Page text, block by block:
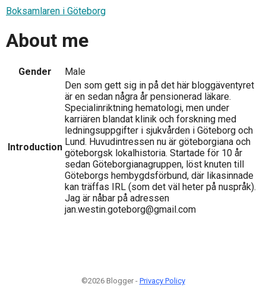
Boksamlaren i Göteborg
About me
Gender Male
Introduction
Den som gett sig in på det här bloggäventyret
är en sedan några år pensionerad läkare.
Specialinriktning hematologi, men under
karriären blandat klinik och forskning med
ledningsuppgifter i sjukvården i Göteborg och
Lund. Huvudintressen nu är göteborgiana och
göteborgsk lokalhistoria. Startade för 10 år
sedan Göteborgianagruppen, löst knuten till
Göteborgs hembygdsförbund, där likasinnade
kan träffas IRL (som det väl heter på nuspråk).
Jag är nåbar på adressen
jan.westin.goteborg@gmail.com
©2026 Blogger - Privacy Policy